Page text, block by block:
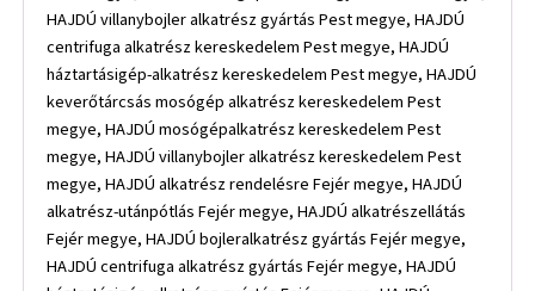
HAJDÚ villanybojler alkatrész gyártás Pest megye, HAJDÚ
centrifuga alkatrész kereskedelem Pest megye, HAJDÚ
háztartásigép-alkatrész kereskedelem Pest megye, HAJDÚ
keverőtárcsás mosógép alkatrész kereskedelem Pest
megye, HAJDÚ mosógépalkatrész kereskedelem Pest
megye, HAJDÚ villanybojler alkatrész kereskedelem Pest
megye, HAJDÚ alkatrész rendelésre Fejér megye, HAJDÚ
alkatrész-utánpótlás Fejér megye, HAJDÚ alkatrészellátás
Fejér megye, HAJDÚ bojleralkatrész gyártás Fejér megye,
HAJDÚ centrifuga alkatrész gyártás Fejér megye, HAJDÚ